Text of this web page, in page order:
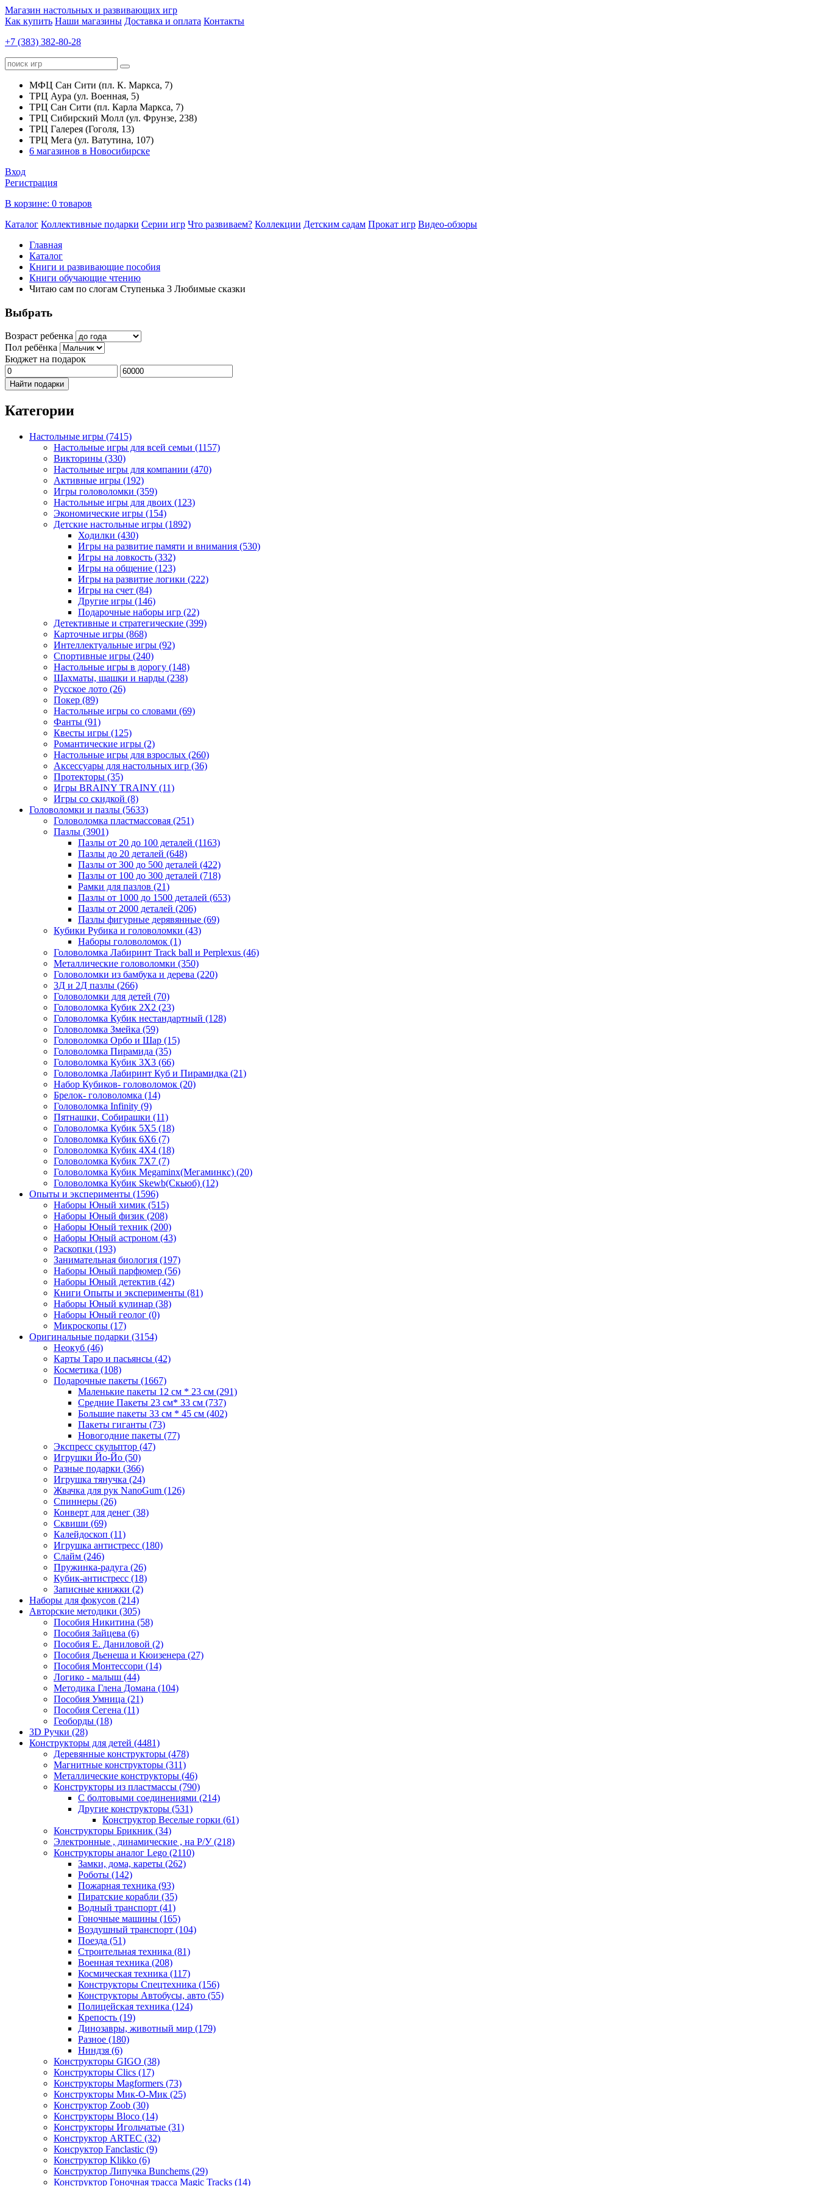
Магазин настольных и развивающих игр
Как купить Наши магазины Доставка и оплата Контакты
+7 (383) 382-80-28
МФЦ Сан Сити (пл. К. Маркса, 7)
ТРЦ Аура (ул. Военная, 5)
ТРЦ Сан Сити (пл. Карла Маркса, 7)
ТРЦ Сибирский Молл (ул. Фрунзе, 238)
ТРЦ Галерея (Гоголя, 13)
ТРЦ Мега (ул. Ватутина, 107)
6 магазинов в Новосибирске
Вход
Регистрация
В корзине: 0 товаров
Каталог Коллективные подарки Серии игр Что развиваем? Коллекции Детским садам Прокат игр Видео-обзоры
Главная
Каталог
Книги и развивающие пособия
Книги обучающие чтению
Читаю сам по слогам Ступенька 3 Любимые сказки
Выбрать
Возраст ребенка
Пол ребёнка
Бюджет на подарок
Найти подарки
Категории
Настольные игры (7415)
Настольные игры для всей семьи (1157)
Викторины (330)
Настольные игры для компании (470)
Активные игры (192)
Игры головоломки (359)
Настольные игры для двоих (123)
Экономические игры (154)
Детские настольные игры (1892)
Ходилки (430)
Игры на развитие памяти и внимания (530)
Игры на ловкость (332)
Игры на общение (123)
Игры на развитие логики (222)
Игры на счет (84)
Другие игры (146)
Подарочные наборы игр (22)
Детективные и стратегические (399)
Карточные игры (868)
Интеллектуальные игры (92)
Спортивные игры (240)
Настольные игры в дорогу (148)
Шахматы, шашки и нарды (238)
Русское лото (26)
Покер (89)
Настольные игры со словами (69)
Фанты (91)
Квесты игры (125)
Романтические игры (2)
Настольные игры для взрослых (260)
Аксессуары для настольных игр (36)
Протекторы (35)
Игры BRAINY TRAINY (11)
Игры со скидкой (8)
Головоломки и пазлы (5633)
Головоломка пластмассовая (251)
Пазлы (3901)
Пазлы от 20 до 100 деталей (1163)
Пазлы до 20 деталей (648)
Пазлы от 300 до 500 деталей (422)
Пазлы от 100 до 300 деталей (718)
Рамки для пазлов (21)
Пазлы от 1000 до 1500 деталей (653)
Пазлы от 2000 деталей (206)
Пазлы фигурные дерявянные (69)
Кубики Рубика и головоломки (43)
Наборы головоломок (1)
Головоломка Лабиринт Track ball и Perplexus (46)
Металлические головоломки (350)
Головоломки из бамбука и дерева (220)
3Д и 2Д пазлы (266)
Головоломки для детей (70)
Головоломка Кубик 2Х2 (23)
Головоломка Кубик нестандартный (128)
Головоломка Змейка (59)
Головоломка Орбо и Шар (15)
Головоломка Пирамида (35)
Головоломка Кубик 3Х3 (66)
Головоломка Лабиринт Куб и Пирамидка (21)
Набор Кубиков- головоломок (20)
Брелок- головоломка (14)
Головоломка Infinity (9)
Пятнашки, Собирашки (11)
Головоломка Кубик 5Х5 (18)
Головоломка Кубик 6Х6 (7)
Головоломка Кубик 4Х4 (18)
Головоломка Кубик 7Х7 (7)
Головоломка Кубик Megaminx(Мегаминкс) (20)
Головоломка Кубик Skewb(Скьюб) (12)
Опыты и эксперименты (1596)
Наборы Юный химик (515)
Наборы Юный физик (208)
Наборы Юный техник (200)
Наборы Юный астроном (43)
Раскопки (193)
Занимательная биология (197)
Наборы Юный парфюмер (56)
Наборы Юный детектив (42)
Книги Опыты и эксперименты (81)
Наборы Юный кулинар (38)
Наборы Юный геолог (0)
Микроскопы (17)
Оригинальные подарки (3154)
Неокуб (46)
Карты Таро и пасьянсы (42)
Косметика (108)
Подарочные пакеты (1667)
Маленькие пакеты 12 см * 23 см (291)
Средние Пакеты 23 см* 33 см (737)
Большие пакеты 33 см * 45 см (402)
Пакеты гиганты (73)
Новогодние пакеты (77)
Экспресс скульптор (47)
Игрушки Йо-Йо (50)
Разные подарки (366)
Игрушка тянучка (24)
Жвачка для рук NanoGum (126)
Спиннеры (26)
Конверт для денег (38)
Сквиши (69)
Калейдоскоп (11)
Игрушка антистресс (180)
Слайм (246)
Пружинка-радуга (26)
Кубик-антистресс (18)
Записные книжки (2)
Наборы для фокусов (214)
Авторские методики (305)
Пособия Никитина (58)
Пособия Зайцева (6)
Пособия Е. Даниловой (2)
Пособия Дьенеша и Кюизенера (27)
Пособия Монтессори (14)
Логико - малыш (44)
Методика Глена Домана (104)
Пособия Умница (21)
Пособия Сегена (11)
Геоборды (18)
3D Ручки (28)
Конструкторы для детей (4481)
Деревянные конструкторы (478)
Магнитные конструкторы (311)
Металлические конструкторы (46)
Конструкторы из пластмассы (790)
С болтовыми соединениями (214)
Другие конструкторы (531)
Конструктор Веселые горки (61)
Конструкторы Брикник (34)
Электронные , динамические , на Р/У(218)
Конструкторы аналог Lego (2110)
Замки, дома, кареты (262)
Роботы (142)
Пожарная техника (93)
Пиратские корабли (35)
Водный транспорт (41)
Гоночные машины (165)
Воздушный транспорт (104)
Поезда (51)
Строительная техника (81)
Военная техника (208)
Космическая техника (117)
Конструкторы Спецтехника (156)
Конструкторы Автобусы, авто (55)
Полицейская техника (124)
Крепость (19)
Динозавры, животный мир (179)
Разное (180)
Ниндзя (6)
Конструкторы GIGO (38)
Конструкторы Clics (17)
Конструкторы Magformers (73)
Конструкторы Мик-О-Мик (25)
Конструктор Zoob (30)
Конструкторы Bloco (14)
Конструкторы Игольчатые (31)
Конструктор ARTEC (32)
Консруктор Fanclastic (9)
Конструктор Klikko (6)
Конструктор Липучка Bunchems (29)
Конструктор Гоночная трасса Magic Tracks (14)